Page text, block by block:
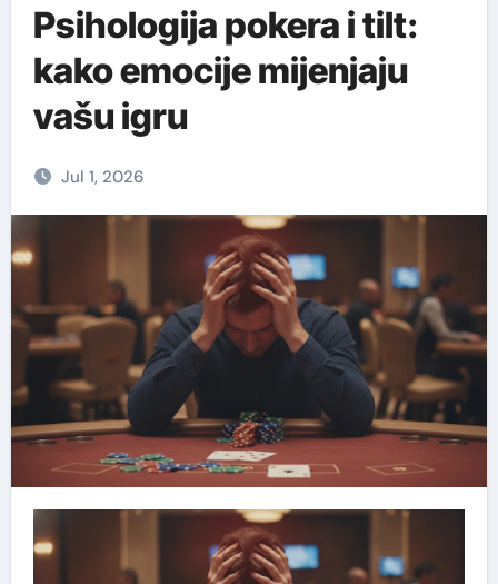
Psihologija pokera i tilt:
kako emocije mijenjaju
vašu igru
Jul 1, 2026